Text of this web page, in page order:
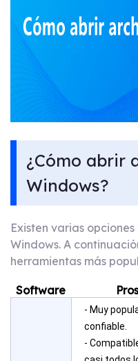
¿Cómo abrir
Windows?
Existen varias
Windows. A
herramientas más
Software Pros
- Muy
confiable.
-